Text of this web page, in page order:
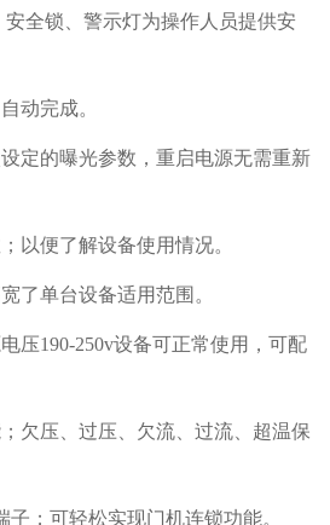
安全锁、警示灯为操作人员提供安
动完成。
定的曝光参数，重启电源无需重新
以便了解设备使用情况。
了单台设备适用范围。
压190-250v设备可正常使用，可配
欠压、过压、欠流、过流、超温保
子；可轻松实现门机连锁功能。